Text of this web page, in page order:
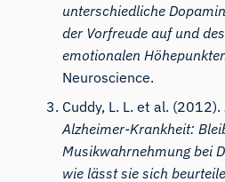
unterschiedliche
der Vorfreude auf und
emotionalen
Neuroscience.
Cuddy, L. L. et al. (2012).
Alzheimer-Krankheit:
Musikwahrnehmung bei
wie lässt sie sich